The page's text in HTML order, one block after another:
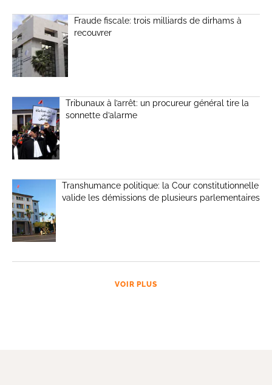
Fraude fiscale: trois milliards de dirhams à
recouvrer
Tribunaux à l’arrêt: un procureur général tire la
sonnette d’alarme
Transhumance politique: la Cour constitutionnelle
valide les démissions de plusieurs parlementaires
VOIR PLUS